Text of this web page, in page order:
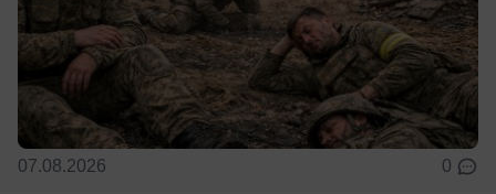
07.08.2026 0